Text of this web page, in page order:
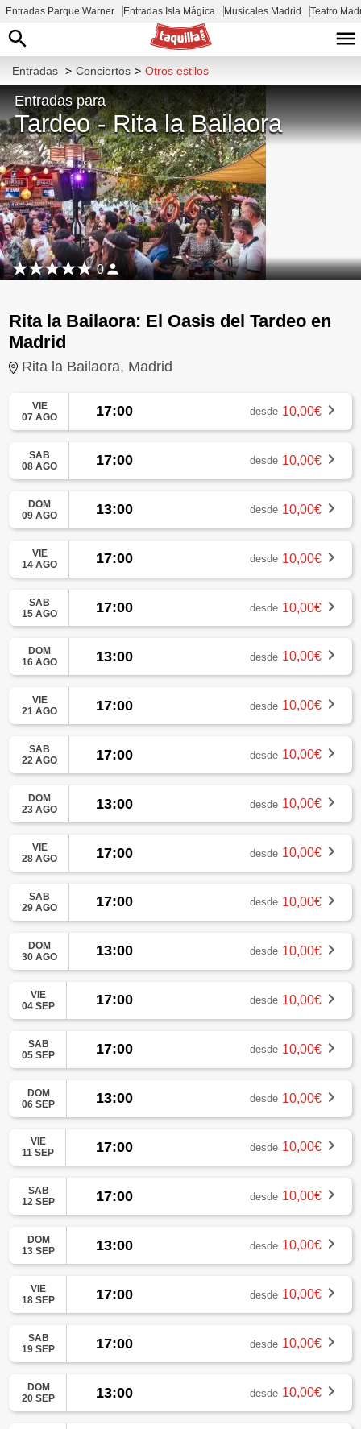
Entradas Parque Warner Entradas Isla Mágica Musicales Madrid Teatro
Entradas > Conciertos > Otros estilos
Entradas para
Tardeo - Rita la Bailaora
0
Rita la Bailaora: El Oasis del Tardeo en
Madrid
Rita la Bailaora, Madrid
VIE
07 AGO
17:00 desde 10,00€
SAB
08 AGO
17:00 desde 10,00€
DOM
09 AGO
13:00 desde 10,00€
VIE
14 AGO
17:00 desde 10,00€
SAB
15 AGO
17:00 desde 10,00€
DOM
16 AGO
13:00 desde 10,00€
VIE
21 AGO
17:00 desde 10,00€
SAB
22 AGO
17:00 desde 10,00€
DOM
23 AGO
13:00 desde 10,00€
VIE
28 AGO
17:00 desde 10,00€
SAB
29 AGO
17:00 desde 10,00€
DOM
30 AGO
13:00 desde 10,00€
VIE
04 SEP
17:00 desde 10,00€
SAB
05 SEP
17:00 desde 10,00€
DOM
06 SEP
13:00 desde 10,00€
VIE
11 SEP
17:00 desde 10,00€
SAB
12 SEP
17:00 desde 10,00€
DOM
13 SEP
13:00 desde 10,00€
VIE
18 SEP
17:00 desde 10,00€
SAB
19 SEP
17:00 desde 10,00€
DOM
20 SEP
13:00 desde 10,00€